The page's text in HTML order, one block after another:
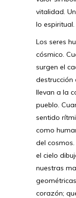
vitalidad.
lo espiritual.
Los seres
cósmico.
surgen el
destrucción
llevan a la
pueblo.
sentido
como
del
el cielo
nuestras
corazón;